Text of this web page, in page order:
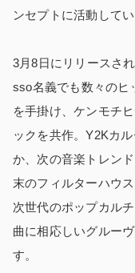
ンセプトに活動してい
3月8日にリリースさ
sso名義でも数々のヒ
を手掛け、ケンモチ
ックを共作。Y2Kカ
か、次の音楽トレン
末のフィルターハウ
次世代のポップカル
曲に相応しいグルー
す。